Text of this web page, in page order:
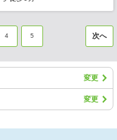
4 5 次へ
変更
変更